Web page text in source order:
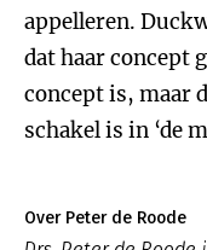
appelleren.
dat haar concept
concept is, maar
schakel is in ‘de
Over Peter de Roode